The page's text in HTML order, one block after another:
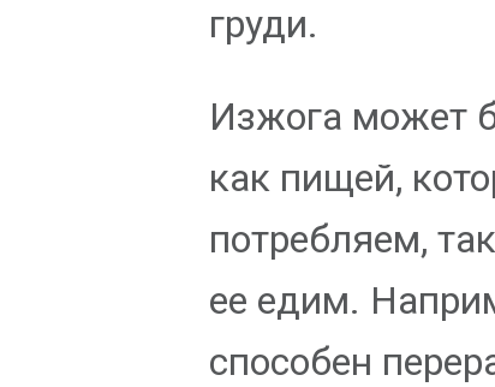
груди.
Изжога может
как пищей,
потребляем,
ее едим.
способен